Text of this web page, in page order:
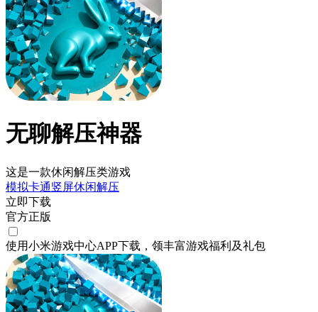
无聊解压神器
这是一款休闲解压类游戏
模拟卡通竖屏休闲解压
立即下载
官方正版
使用小米游戏中心APP下载 ，领丰富游戏福利 及礼包